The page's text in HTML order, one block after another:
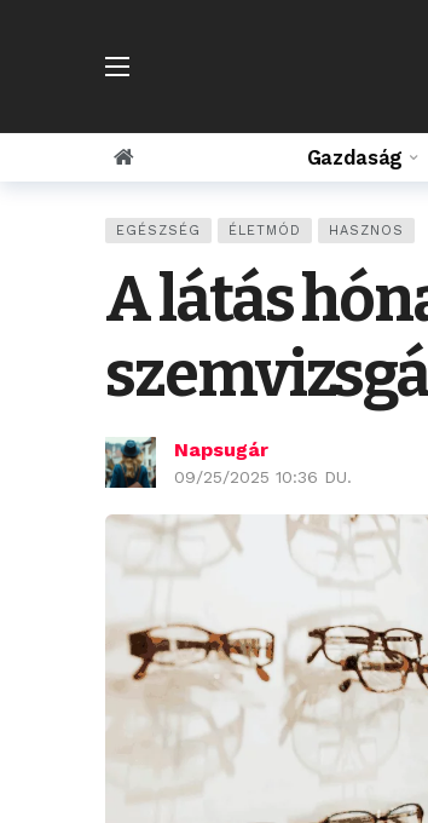
Gazdaság
EGÉSZSÉG ÉLETMÓD HASZNOS
A látás
Napsugár
09/25/2025 10:36 DU.